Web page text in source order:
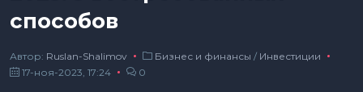
способов
Автор: Ruslan-Shalimov Бизнес и финансы / Инвестиции
17-ноя-2023, 17:24
0